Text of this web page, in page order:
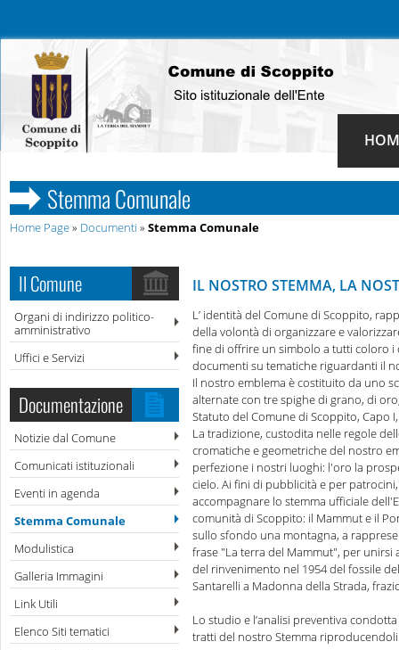
Stemma Comunale
Home Page» Documenti » Stemma Comunale
Il Comune
Organi di indirizzo politico-
amministrativo
Uffici e Servizi
Documentazione
Notizie dal Comune
Comunicati istituzionali
Eventi in agenda
Stemma Comunale
Modulistica
Galleria Immagini
Link Utili
Elenco Siti tematici
IL NOSTRO STEMMA, LA
L’ identità del Comune di Scoppito,
della volontà di organizzare e
fine di offrire un simbolo a tutti coloro
documenti su tematiche riguardanti il
Il nostro emblema è costituito da uno
alternate con tre spighe di grano, di
Statuto del Comune di Scoppito, Capo
La tradizione, custodita nelle regole
cromatiche e geometriche del nostro
perfezione i nostri luoghi: l'oro la
cielo. Ai fini di pubblicità e per
accompagnare lo stemma ufficiale
comunità di Scoppito: il Mammut e il
sullo sfondo una montagna, a
frase "La terra del Mammut", per
del rinvenimento nel 1954 del fossile
Santarelli a Madonna della Strada,
Lo studio e l’analisi preventiva
tratti del nostro Stemma